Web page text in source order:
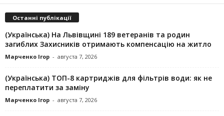
Останні публікації
(Українська) На Львівщині 189 ветеранів та родин
загиблих Захисників отримають компенсацію на житло
Марченко Ігор - августа 7, 2026
(Українська) ТОП-8 картриджів для фільтрів води: як не
переплатити за заміну
Марченко Ігор - августа 7, 2026